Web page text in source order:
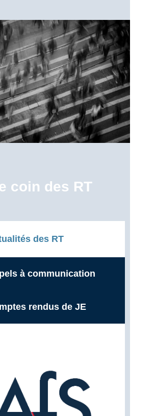
coin des RT
des RT
à communication
rendus de JE